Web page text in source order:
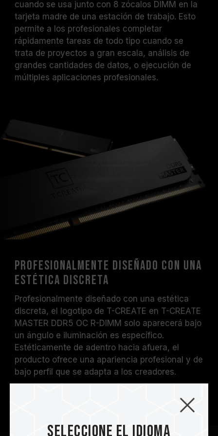
ponerse en contacto con nuestro equipo de
soporte técnico profesional por correo
electrónico.
cuando se usa junto con 8 zócalos DIMM en la
tarjeta madre de una estación de trabajo. Esto
permite a los profesionales completar
rápidamente tareas de todo tipo cuando se
trata de proyectos a gran escala, análisis de
grandes cantidades de datos, o ejecución de
múltiples aplicaciones profesionales.
Profesionalmente diseñado con una
estética discreta
Profesionalmente diseñado con una estética
discreta, el logotipo de T-CREATE en T-CREATE
MASTER DDR5 OC R-DIMM solo aparecerá bajo
un ángulo e iluminación es específico.
Estéticamente de adentro hacia afuera, el
producto ofrece una apariencia profesional y de
bajo perfil que se adapta a los creadores.
Seleccione el idioma